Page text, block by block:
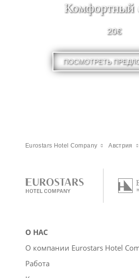
Комфортный
20€
ПОСМОТРЕТЬ
Eurostars Hotel Company Австрия
О НАС
О компании Eurostars Hotel
Работа